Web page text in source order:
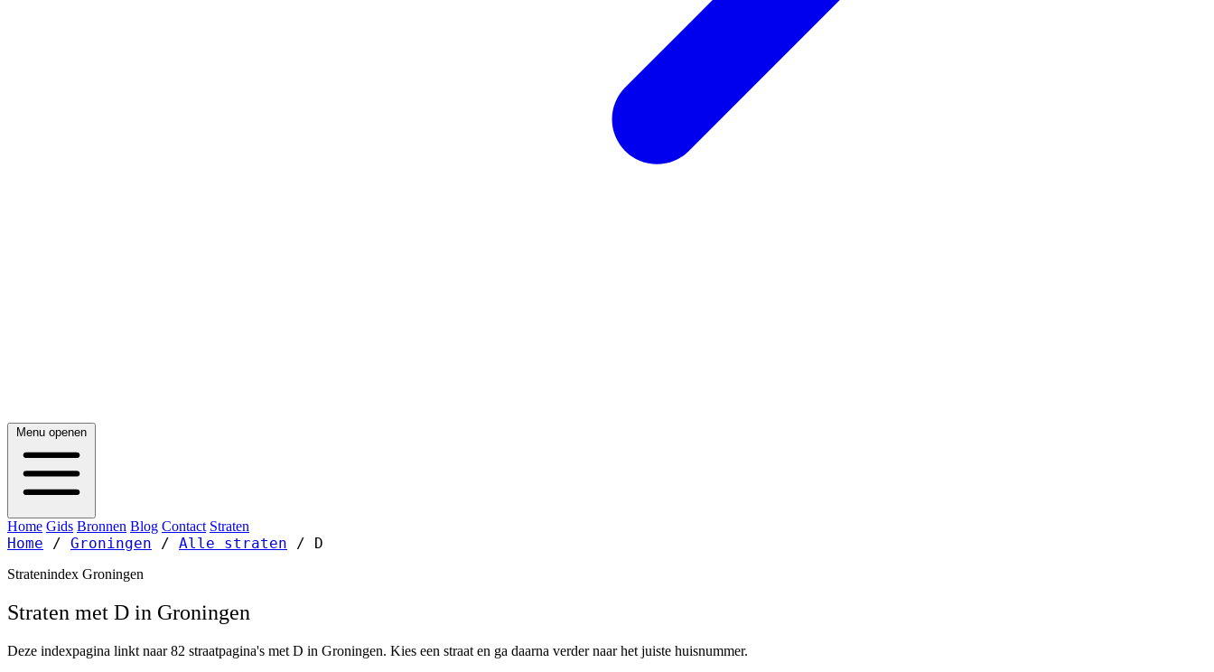
Menu openen
Home Gids Bronnen Blog Contact Straten
Home / Groningen / Alle straten / D
Stratenindex Groningen
Straten met D in Groningen
Deze indexpagina linkt naar 82 straatpagina's met D in Groningen. Kies een straat en ga daarna verder naar het juiste huisnummer.